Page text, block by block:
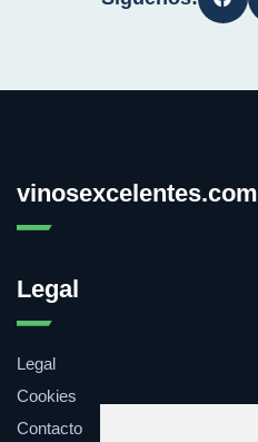
vinosexcelentes.com
Legal
Legal
Cookies
Contacto